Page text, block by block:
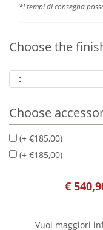
*I tempi di consegna
Choose the
:
Choose
(+ €185,00)
(+ €185,00)
€
Vuoi maggiori